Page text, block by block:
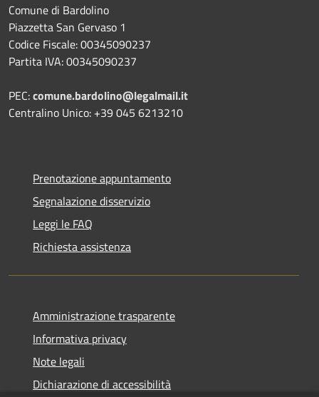
Comune di Bardolino
Piazzetta San Gervaso 1
Codice Fiscale: 00345090237
Partita IVA: 00345090237
PEC:comune.bardolino@legalmail.it
Centralino Unico: +39 045 6213210
Prenotazione appuntamento
Segnalazione disservizio
Leggi le FAQ
Richiesta assistenza
Amministrazione trasparente
Informativa privacy
Note legali
Dichiarazione di accessibilità